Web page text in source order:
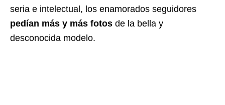
seria e intelectual, los enamorados seguidores
pedían más y más fotos de la bella y
desconocida modelo.